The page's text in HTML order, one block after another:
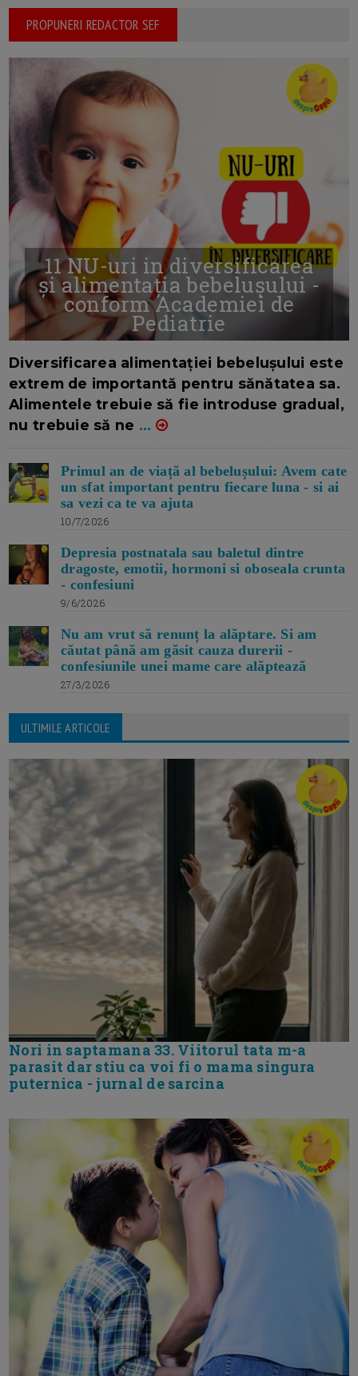
PROPUNERI REDACTOR SEF
11 NU-uri in diversificarea
și alimentația bebelușului -
conform Academiei de
Pediatrie
Diversificarea alimentației bebelușului este
extrem de importantă pentru sănătatea sa.
Alimentele trebuie să fie introduse gradual,
nu trebuie să ne ...
Primul an de viață al bebelușului: Avem cate
un sfat important pentru fiecare luna - si ai
sa vezi ca te va ajuta
10/7/2026
Depresia postnatala sau baletul dintre
dragoste, emotii, hormoni si oboseala crunta
- confesiuni
9/6/2026
Nu am vrut să renunț la alăptare. Si am
căutat până am găsit cauza durerii -
confesiunile unei mame care alăptează
27/3/2026
ULTIMILE ARTICOLE
Nori in saptamana 33. Viitorul tata m-a
parasit dar stiu ca voi fi o mama singura
puternica - jurnal de sarcina